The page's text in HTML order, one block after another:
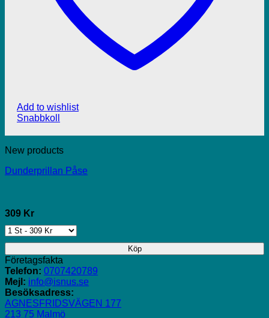
Add to wishlist
Snabbkoll
New products
Dunderprillan Påse
309 Kr
Köp
Företagsfakta
Telefon: 0707420789
Mejl: info@isnus.se
Besöksadress:
AGNESFRIDSVÄGEN 177
213 75 Malmö